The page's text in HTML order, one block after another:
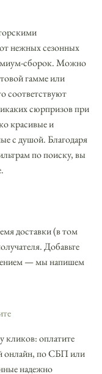
нежных сезонных
сборок. Можно
гамме или
соответствуют
сюрпризов при
красивые и
с душой. Благодаря
по поиску, вы
доставки (в том
Добавьте
— мы напишем
кликов: оплатите
онлайн, по СБП или
надежно